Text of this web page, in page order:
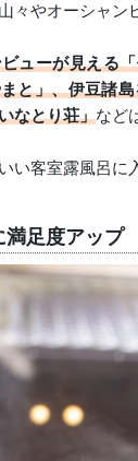
々やオーシャン
ビューが見える
と」、伊豆諸島
なとり荘」など
い客室露風呂に
満足度アップ